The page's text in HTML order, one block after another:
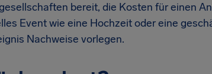
bereit, die Kosten für einen
Event wie eine Hochzeit oder eine
Nachweise vorlegen.